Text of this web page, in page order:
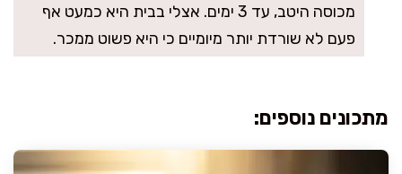
מכוסה היטב, עד 3 ימים. אצלי בבית היא כמעט אף
פעם לא שורדת יותר מיומיים כי היא פשוט ממכר.
מתכונים נוספים: